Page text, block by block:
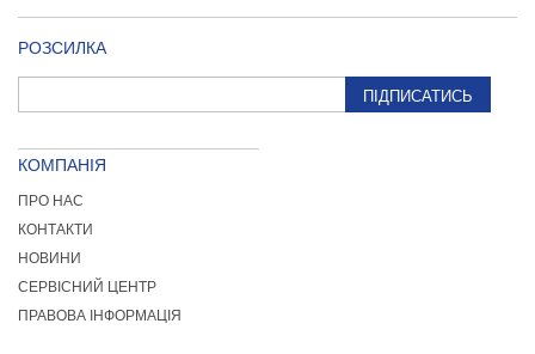
РОЗСИЛКА
ПІДПИСАТИСЬ
КОМПАНІЯ
ПРО НАС
КОНТАКТИ
НОВИНИ
СЕРВІСНИЙ ЦЕНТР
ПРАВОВА ІНФОРМАЦІЯ